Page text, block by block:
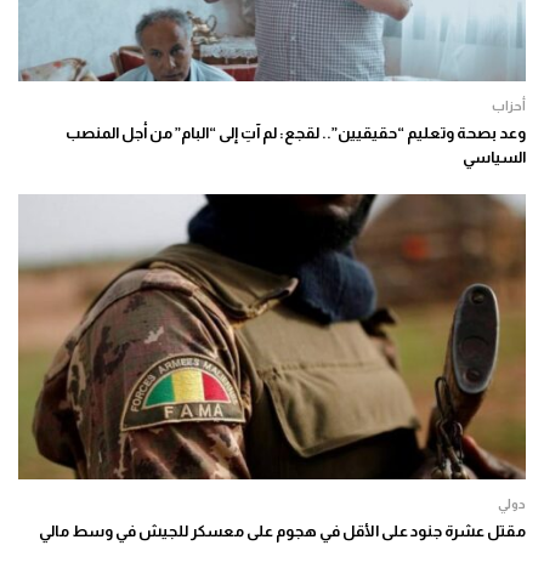
أحزاب
وعد بصحة وتعليم “حقيقيين”.. لقجع: لم آتِ إلى “البام” من أجل المنصب
السياسي
دولي
مقتل عشرة جنود على الأقل في هجوم على معسكر للجيش في وسط مالي